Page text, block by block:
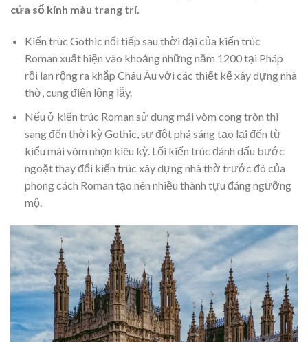
cửa sổ kính màu trang trí.
Kiến trúc Gothic nối tiếp sau thời đại của kiến trúc
Roman xuất hiện vào khoảng những năm 1200 tại Pháp
rồi lan rộng ra khắp Châu Âu với các thiết kế xây dựng nhà
thờ, cung điện lộng lẫy.
Nếu ở kiến trúc Roman sử dụng mái vòm cong tròn thì
sang đến thời kỳ Gothic, sự đột phá sáng tạo lại đến từ
kiểu mái vòm nhọn kiêu kỳ. Lối kiến trúc đánh dấu bước
ngoặt thay đổi kiến trúc xây dựng nhà thờ trước đó của
phong cách Roman tạo nên nhiều thành tựu đáng ngưỡng
mộ.